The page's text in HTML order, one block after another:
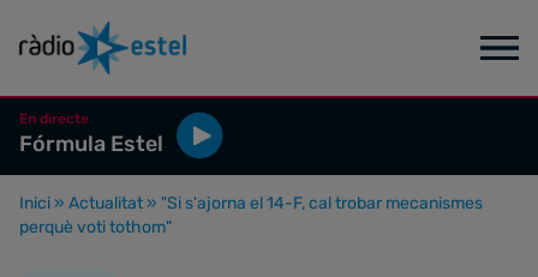
En directe
Fórmula Estel
Inici » Actualitat » "Si s'ajorna el 14-F, cal trobar mecanismes
perquè voti tothom"